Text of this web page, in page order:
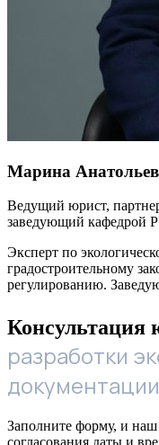
Марина
Ведущий юрист,
заведующий кафедрой
Эксперт по
градостроительному
регулированию.
Консультация
разработки
документации
Заполните форму, и наш
согласования даты и